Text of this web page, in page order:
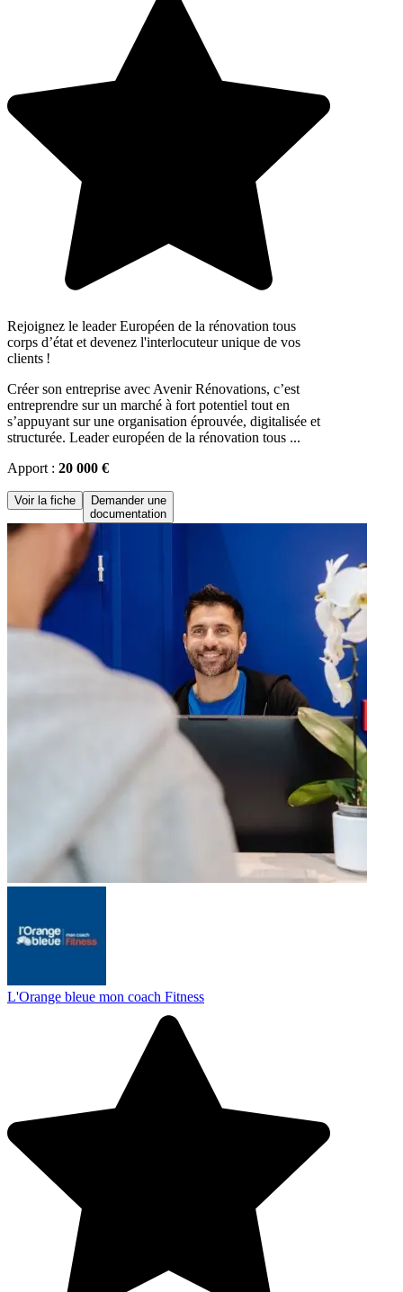
Rejoignez le leader Européen de la rénovation tous
corps d’état et devenez l'interlocuteur unique de vos
clients !
Créer son entreprise avec Avenir Rénovations, c’est
entreprendre sur un marché à fort potentiel tout en
s’appuyant sur une organisation éprouvée, digitalisée et
structurée. Leader européen de la rénovation tous ...
Apport : 20 000 €
Voir la fiche
Demander une
documentation
L'Orange bleue mon coach Fitness